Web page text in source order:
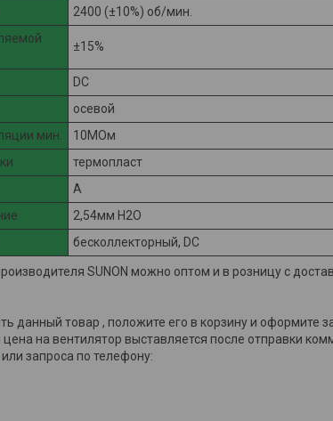
2400 (±10%) об/мин.
±15%
DC
осевой
мин.
10МОм
термопласт
A
2,54мм H2O
бесколлекторный, DC
SUNON можно оптом и в розницу с
данный товар , положите его в корзину и оформите
на вентилятор выставляется после отправки
или запроса по телефону: